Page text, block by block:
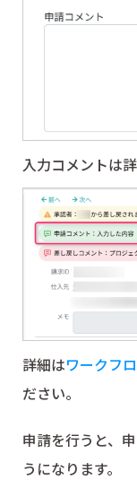
入力コメントは
詳細はワークフ
ださい。
申請を行うと、
うになります。